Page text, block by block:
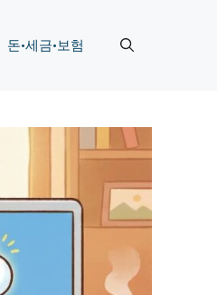
돈·세금·보험